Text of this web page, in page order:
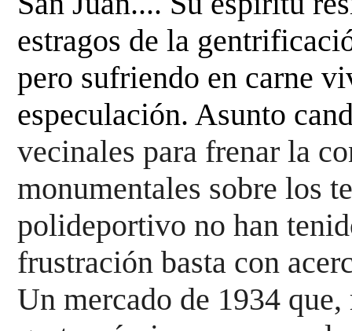
estragos de la
pero sufriendo en carne
especulación. Asunto
vecinales para frenar la
monumentales sobre los
polideportivo no han
frustración basta con
Un mercado de 1934